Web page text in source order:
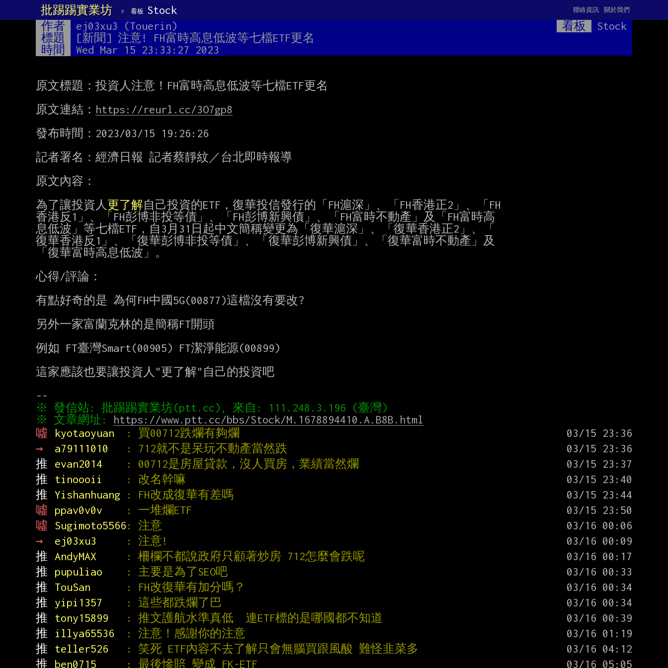
批踢踢實業坊 › 看板 Stock 關於我們
聯絡資訊
作者 ej03xu3 (Touerin) 看板
Stock
標題
[新聞] 注意! FH富時高息低波等七檔ETF更名
時間
Wed Mar 15 23:33:27 2023
原文標題：投資人注意！FH富時高息低波等七檔ETF更名
原文連結： https://reurl.cc/3O7gp8
發布時間：2023/03/15 19:26:26
記者署名：經濟日報 記者蔡靜紋／台北即時報導
原文內容：
為了讓投資人 更了解自己投資的ETF，復華投信發行的「FH滬深」、「FH香港正2」、「FH
香港反1」、「FH彭博非投等債」、「FH彭博新興債」、「FH富時不動產」及「FH富時高
息低波」等七檔ETF，自3月31日起中文簡稱變更為「復華滬深」、「復華香港正2」、「
復華香港反1」、「復華彭博非投等債」、「復華彭博新興債」、「復華富時不動產」及
「復華富時高息低波」。
心得/評論：
有點好奇的是 為何FH中國5G(00877)這檔沒有要改?
另外一家富蘭克林的是簡稱FT開頭
例如 FT臺灣Smart(00905) FT潔淨能源(00899)
這家應該也要讓投資人"更了解"自己的投資吧
※ 文章網址: https://www.ptt.cc/bbs/Stock/M.1678894410.A.B8B.html
噓
kyotaoyuan : 買00712跌爛有夠爛
→
a79111010 : 712就不是呆玩不動產當然跌
推
evan2014 : 00712是房屋貸款，沒人買房，業績當然爛
推
tinoooii : 改名幹嘛
推 Yishanhuang : FH改成復華有差嗎
噓
ppav0v0v : 一堆爛ETF
噓
Sugimoto5566: 注意
→
ej03xu3 : 注意!
推
AndyMAX : 柵欄不都說政府只顧著炒房 712怎麼會跌呢
推
pupuliao : 主要是為了SEO吧
推
TouSan : FH改復華有加分嗎？
推
yipi1357 : 這些都跌爛了巴
推
tony15899 : 推文護航水準真低  連ETF標的是哪國都不知道
推
illya65536 : 注意！感謝你的注意
推
teller526 : 笑死 ETF內容不去了解只會無腦買跟風酸 難怪韭菜多
推
ben0715 : 最後慘賠 變成 FK-ETF